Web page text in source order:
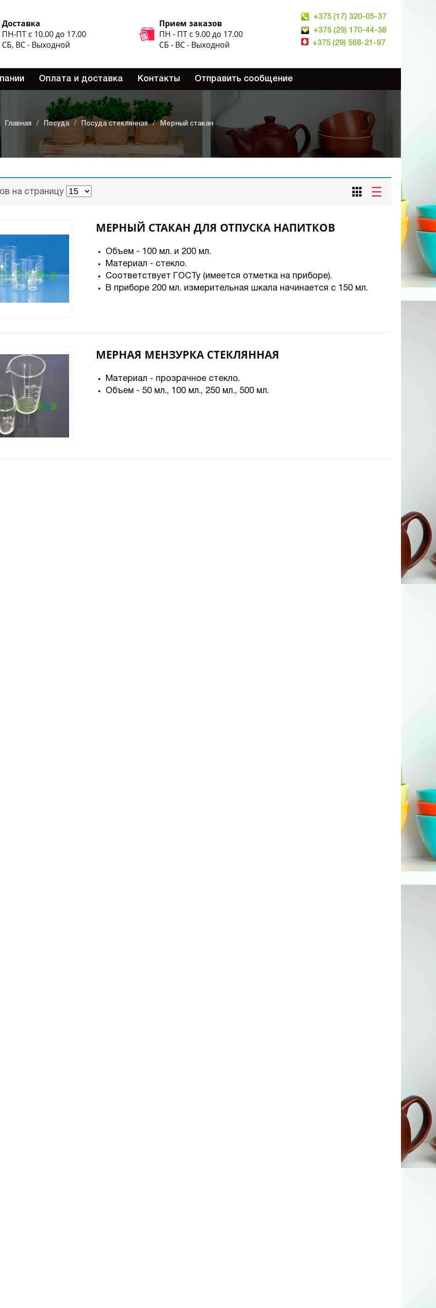
Доставка
ПН-ПТ с 10.00 до 17.00
СБ, ВС - Выходной
Прием заказов
ПН - ПТ с 9.00 до 17.00
СБ - ВС - Выходной
+375 (17) 320-05-37
+375 (29) 170-44-38
+375 (29) 568-21-97
Оплата и доставка Контакты Отправить сообщение
Главная / Посуда / Посуда стеклянная / Мерный стакан
на страницу
МЕРНЫЙ СТАКАН ДЛЯ ОТПУСКА НАПИТКОВ
Объем - 100 мл. и 200 мл.
Материал - стекло.
Соответствует ГОСТу (имеется отметка на приборе).
В приборе 200 мл. измерительная шкала начинается с 150 мл.
МЕРНАЯ МЕНЗУРКА СТЕКЛЯННАЯ
Материал - прозрачное стекло.
Объем - 50 мл., 100 мл., 250 мл., 500 мл.